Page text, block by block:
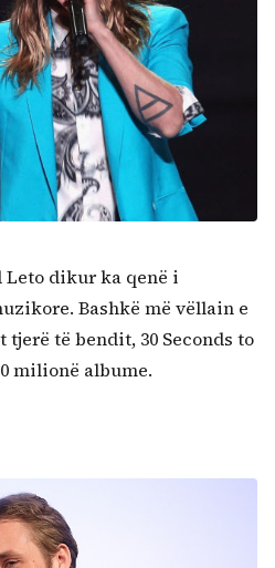
Leto dikur ka qenë i
Bashkë më vëllain e
të bendit, 30 Seconds to
milionë albume.